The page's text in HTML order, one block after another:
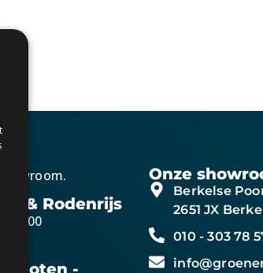
& Rodenrijs
17:00
-
Onze
Berkelse
2651 JX
010 - 303 78